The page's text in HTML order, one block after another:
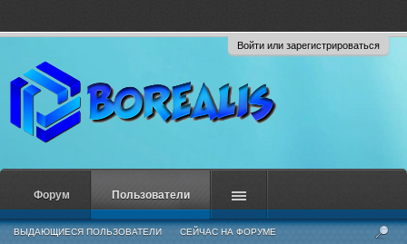
Войти или зарегистрироваться
Форум Пользователи
ВЫДАЮЩИЕСЯ ПОЛЬЗОВАТЕЛИ СЕЙЧАС НА ФОРУМЕ